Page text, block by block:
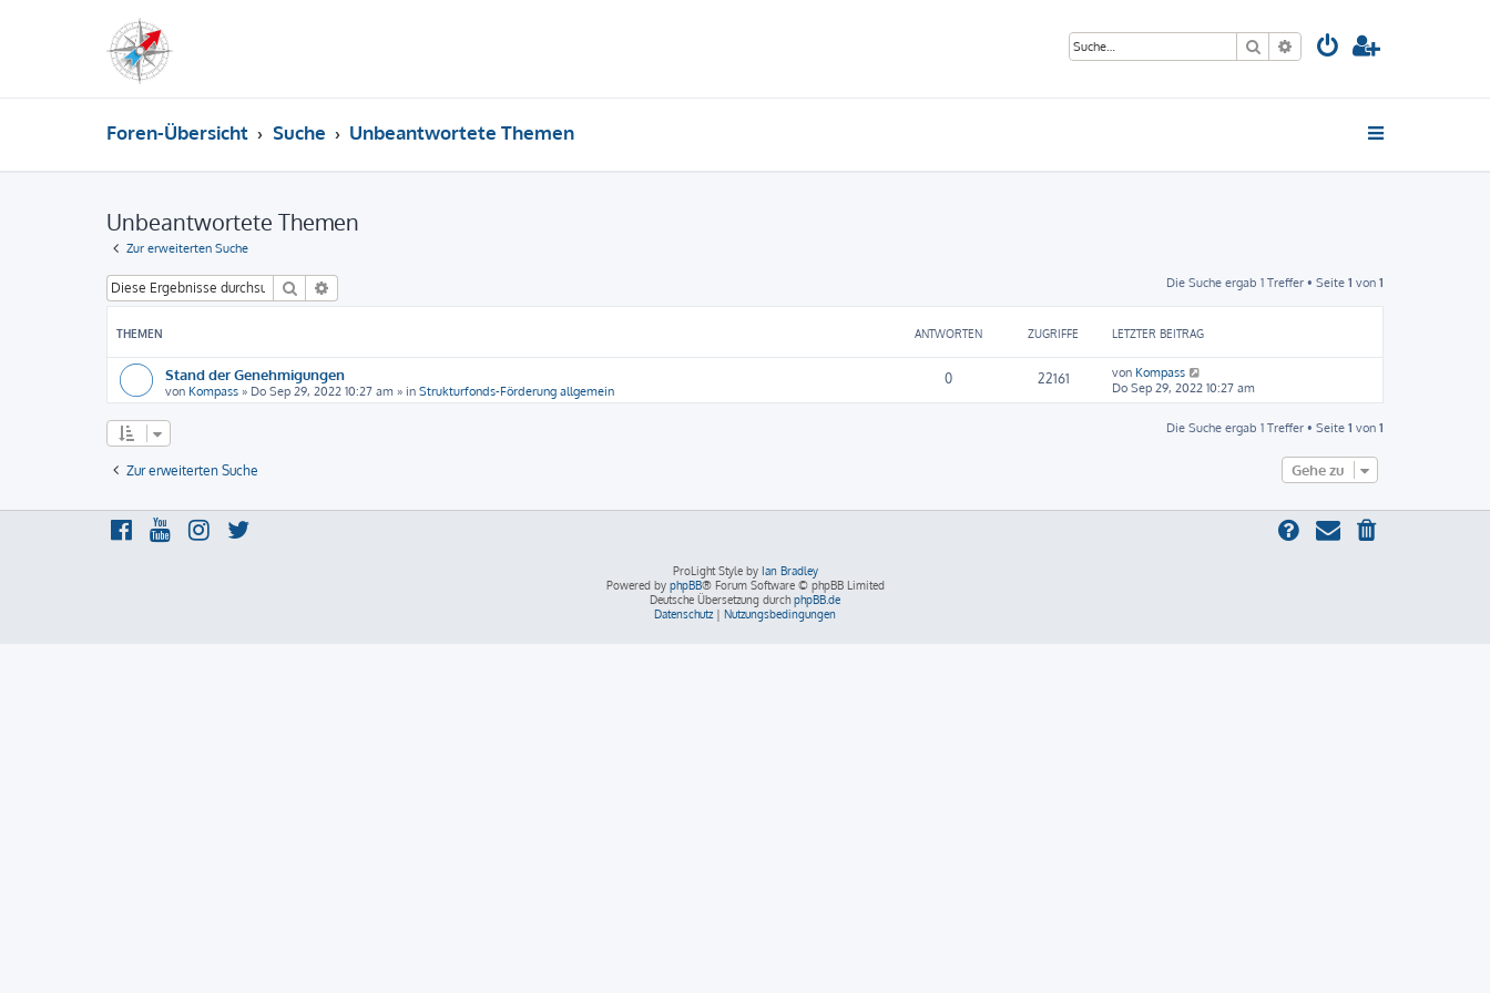
Suche Erweiterte Suche
Foren-Übersicht Suche Unbeantwortete Themen
Unbeantwortete Themen
Zur erweiterten Suche
Suche Die Suche ergab 1 Treffer • Seite 1 von 1
THEMEN ANTWORTEN ZUGRIFFE LETZTER BEITRAG
Stand der Genehmigungen
von Kompass » Do Sep 29, 2022 10:27 am » in Strukturfonds-Förderung allgemein
0 22161 von Kompass
Do Sep 29, 2022 10:27 am
Die Suche ergab 1 Treffer • Seite 1 von 1
Zur erweiterten Suche Gehe zu
ProLight Style by Ian Bradley
Powered by phpBB® Forum Software © phpBB Limited
Deutsche Übersetzung durch phpBB.de
Datenschutz | Nutzungsbedingungen